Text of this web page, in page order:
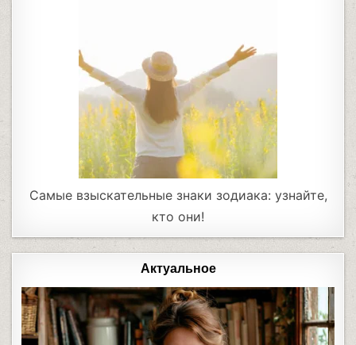
Самые взыскательные знаки зодиака: узнайте,
кто они!
Актуальное